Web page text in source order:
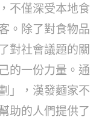
不僅深受本地食
。除了對食物品
對社會議題的關
的一份力量。通
」，漢發麵家不
助的人們提供了